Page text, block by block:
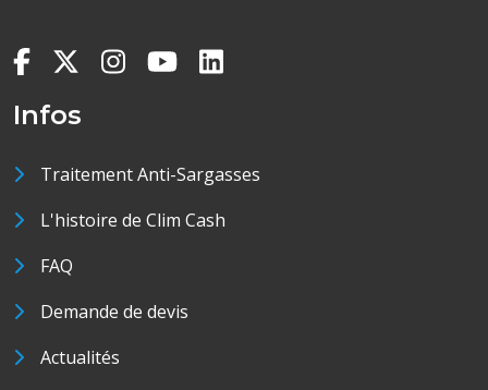
Infos
Traitement Anti-Sargasses
L'histoire de Clim Cash
FAQ
Demande de devis
Actualités